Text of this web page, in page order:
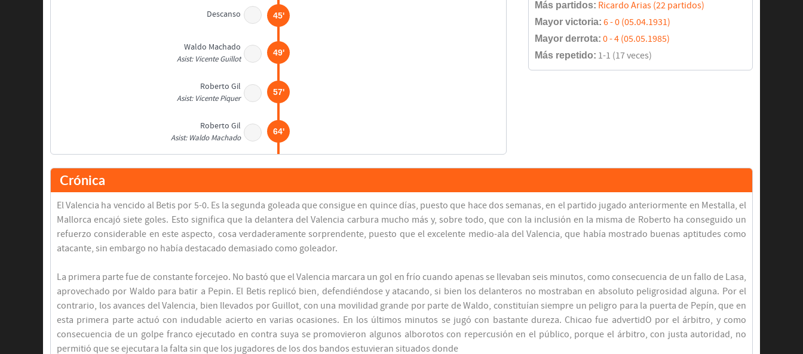
Descanso 45'
Waldo Machado
Asist: Vicente Guillot
49'
Roberto Gil
Asist: Vicente Piquer
57'
Roberto Gil
Asist: Waldo Machado
64'
José Ficha
75'
Final del partido 90'
Más partidos: Ricardo Arias (22 partidos)
Mayor victoria: 6 - 0 (05.04.1931)
Mayor derrota: 0 - 4 (05.05.1985)
Más repetido: 1-1 (17 veces)
Crónica
El Valencia ha vencido al Betis por 5-0. Es la segunda goleada que consigue en quince días, puesto que hace dos semanas, en el partido jugado anteriormente en Mestalla, el
Mallorca encajó siete goles. Esto significa que la delantera del Valencia carbura mucho más y, sobre todo, que con la inclusión en la misma de Roberto ha conseguido un
refuerzo considerable en este aspecto, cosa verdaderamente sorprendente, puesto que el excelente medio-ala del Valencia, que había mostrado buenas aptitudes como
atacante, sin embargo no había destacado demasiado como goleador.
La primera parte fue de constante forcejeo. No bastó que el Valencia marcara un gol en frío cuando apenas se llevaban seis minutos, como consecuencia de un fallo de Lasa,
aprovechado por Waldo para batir a Pepin. El Betis replicó bien, defendiéndose y atacando, si bien los delanteros no mostraban en absoluto peligrosidad alguna. Por el
contrario, los avances del Valencia, bien llevados por Guillot, con una movilidad grande por parte de Waldo, constituían siempre un peligro para la puerta de Pepín, que en
esta primera parte actuó con indudable acierto en varias ocasiones. En los últimos minutos se jugó con bastante dureza. Chicao fue advertidO por el árbitro, y como
consecuencia de un golpe franco ejecutado en contra suya se promovieron algunos alborotos con repercusión en el público, porque el árbitro, con justa autoridad, no
permitió que se ejecutara la falta sin que los jugadores de los dos bandos estuvieran situados donde